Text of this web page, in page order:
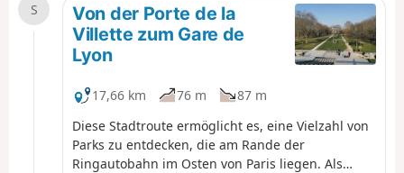
S
Von der Porte de la
Villette zum Gare de
Lyon
17,66 km 76 m
87 m
Diese Stadtroute ermöglicht es, eine Vielzahl von
Parks zu entdecken, die am Rande der
Ringautobahn im Osten von Paris liegen. Als